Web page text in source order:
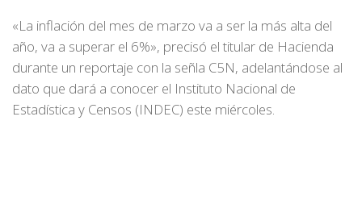
«La inflación del mes de marzo va a ser la más alta del
año, va a superar el 6%», precisó el titular de Hacienda
durante un reportaje con la señla C5N, adelantándose al
dato que dará a conocer el Instituto Nacional de
Estadística y Censos (INDEC) este miércoles.